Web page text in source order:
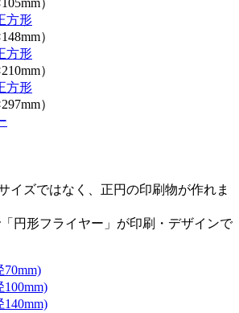
）
方形
）
方形
）
方形
）
イズではなく、正円の印刷物が作れま
円形フライヤー」が印刷・デザインで
70mm)
100mm)
140mm)